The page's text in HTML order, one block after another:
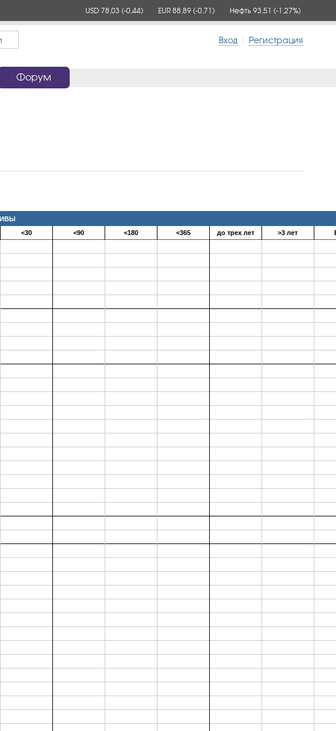
USD 78,03 (-0,44) EUR 88,89 (-0,71) Нефть 93,51 (-1,27%)
Вход | Регистрация
Форум
<30 <90 <180 <365 до трех лет >3 лет